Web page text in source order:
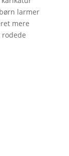
larmer
mere